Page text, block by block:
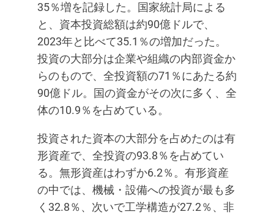
35％増を記録した。国家統計局による
と、資本投資総額は約90億ドルで、
2023年と比べて35.1％の増加だった。
投資の大部分は企業や組織の内部資金か
らのもので、全投資額の71％にあたる約
90億ドル。国の資金がその次に多く、全
体の10.9％を占めている。
投資された資本の大部分を占めたのは有
形資産で、全投資の93.8％を占めてい
る。無形資産はわずか6.2％。有形資産
の中では、機械・設備への投資が最も多
く32.8％、次いで工学構造が27.2％、非